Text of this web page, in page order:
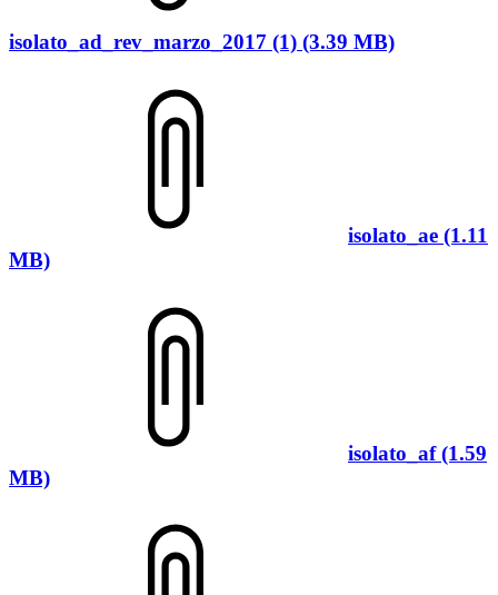
isolato_ad_rev_marzo_2017 (1) (3.39 MB)
isolato_ae (1.11
MB)
isolato_af (1.59
MB)